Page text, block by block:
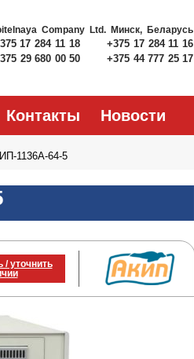
Company Ltd. Минск, Беларусь
17 284 11 18
+375 17 284 11 16
29 680 00 50 +375 44 777 25 17
Контакты Новости
1136A-64-5
/ уточнить